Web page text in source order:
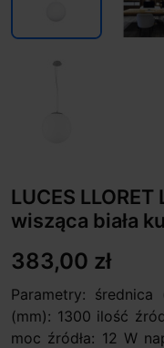
LUCES
wisząca biała
383,00 zł
Parametry:
(mm): 1300 ilość
moc źródła: 12 W